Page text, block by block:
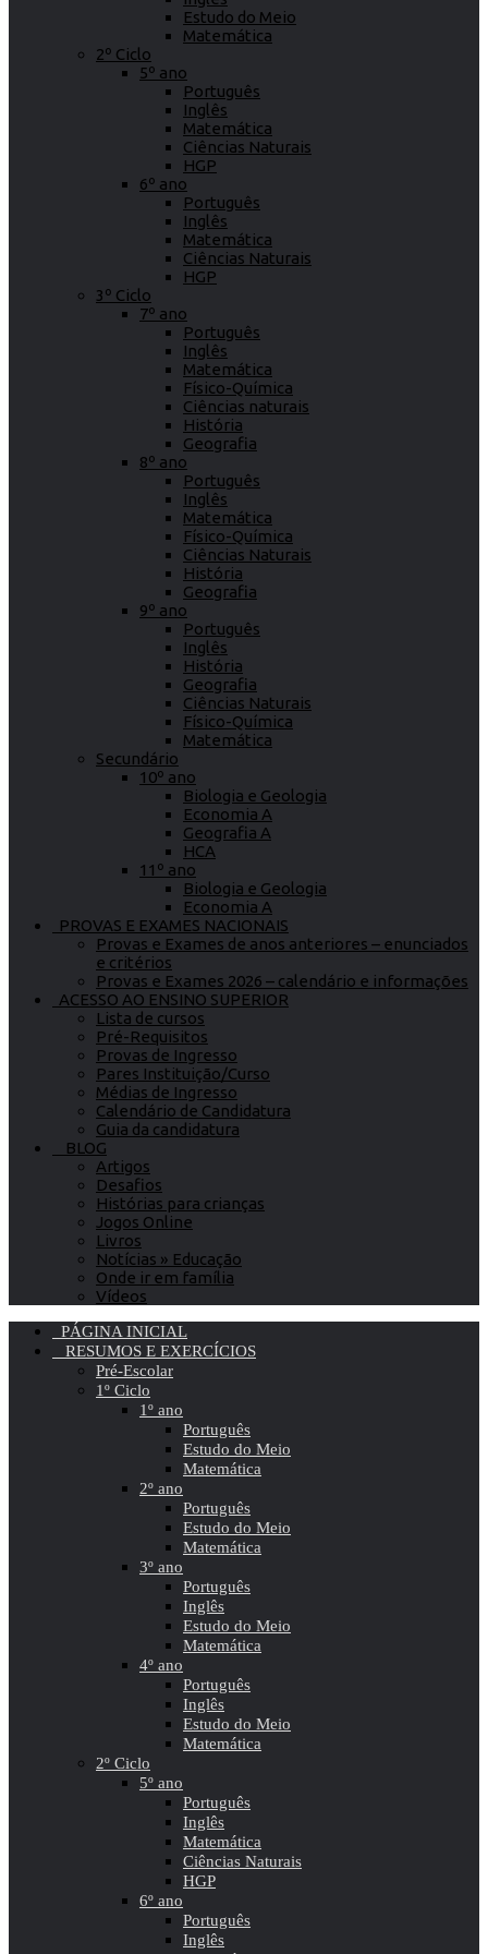
Estudo do Meio
Matemática
2º Ciclo
5º ano
Português
Inglês
Matemática
Ciências Naturais
HGP
6º ano
Português
Inglês
Matemática
Ciências Naturais
HGP
3º Ciclo
7º ano
Português
Inglês
Matemática
Físico-Química
Ciências naturais
História
Geografia
8º ano
Português
Inglês
Matemática
Físico-Química
Ciências Naturais
História
Geografia
9º ano
Português
Inglês
História
Geografia
Ciências Naturais
Físico-Química
Matemática
Secundário
10º ano
Biologia e Geologia
Economia A
Geografia A
HCA
11º ano
Biologia e Geologia
Economia A
PROVAS E EXAMES NACIONAIS
Provas e Exames de anos anteriores – enunciados
e critérios
Provas e Exames 2026 – calendário e informações
ACESSO AO ENSINO SUPERIOR
Lista de cursos
Pré-Requisitos
Provas de Ingresso
Pares Instituição/Curso
Médias de Ingresso
Calendário de Candidatura
Guia da candidatura
BLOG
Artigos
Desafios
Histórias para crianças
Jogos Online
Livros
Notícias » Educação
Onde ir em família
Vídeos
PÁGINA INICIAL
RESUMOS E EXERCÍCIOS
Pré-Escolar
1º Ciclo
1º ano
Português
Estudo do Meio
Matemática
2º ano
Português
Estudo do Meio
Matemática
3º ano
Português
Inglês
Estudo do Meio
Matemática
4º ano
Português
Inglês
Estudo do Meio
Matemática
2º Ciclo
5º ano
Português
Inglês
Matemática
Ciências Naturais
HGP
6º ano
Português
Inglês